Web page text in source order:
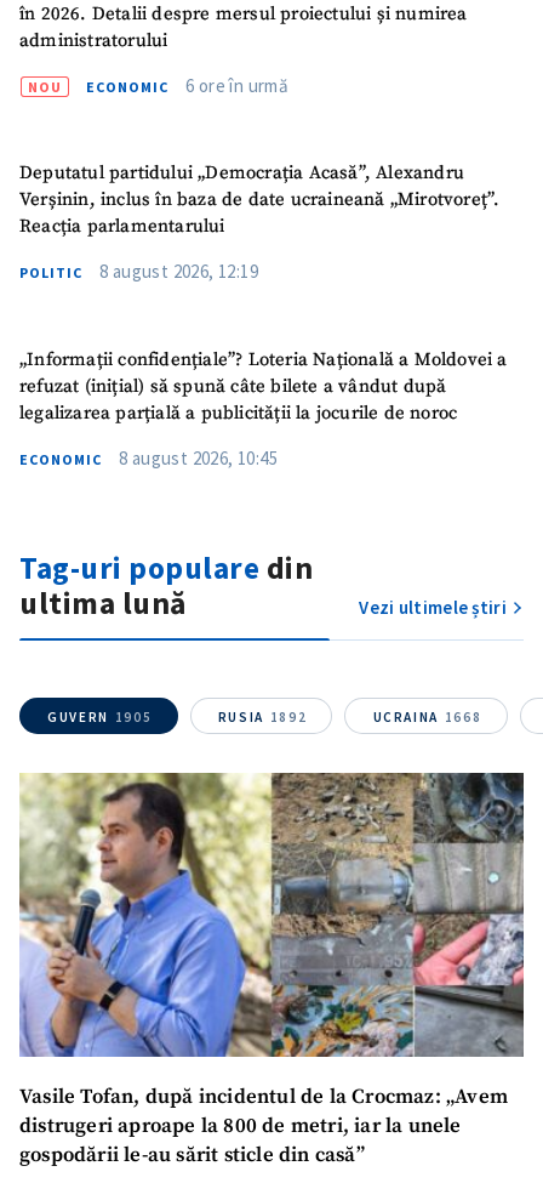
Trimite o informație
în 2026. Detalii despre mersul proiectului și numirea
administratorului
NOU ECONOMIC 6 ore în urmă
Deputatul partidului „Democrația Acasă”, Alexandru
Verșinin, inclus în baza de date ucraineană „Mirotvoreț”.
Reacția parlamentarului
POLITIC 8 august 2026, 12:19
„Informații confidențiale”? Loteria Națională a Moldovei a
refuzat (inițial) să spună câte bilete a vândut după
legalizarea parțială a publicității la jocurile de noroc
ECONOMIC 8 august 2026, 10:45
Tag-uri populare din
ultima lună
Vezi ultimele știri
GUVERN 1905 RUSIA 1892 UCRAINA 1668
Vasile Tofan, după incidentul de la Crocmaz: „Avem
distrugeri aproape la 800 de metri, iar la unele
gospodării le-au sărit sticle din casă”